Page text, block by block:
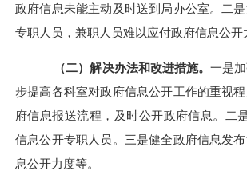
政府信息未能主动及时送到局办公室。二
专职人员，兼职人员难以应付政府信息公开
（二）解决办法和改进措施。一是
步提高各科室对政府信息公开工作的重视
府信息报送流程，及时公开政府信息。二
信息公开专职人员。三是健全政府信息发
息公开力度等。